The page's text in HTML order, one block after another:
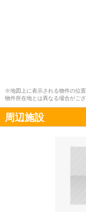
※地図上に表示される物件の位
物件所在地とは異なる場合がござ
周辺施設